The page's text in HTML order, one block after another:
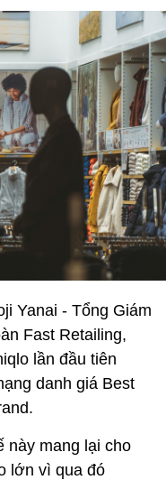
Yanai - Tổng Giám
Fast Retailing,
lần đầu tiên
danh giá Best
này mang lại cho
lớn vì qua đó